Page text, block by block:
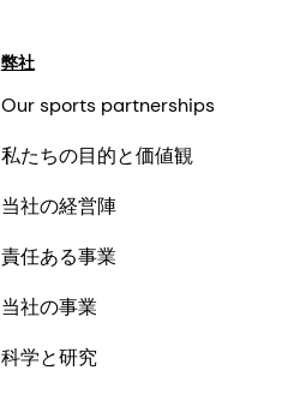
弊社
Our sports partnerships
私たちの目的と価値観
当社の経営陣
責任ある事業
当社の事業
科学と研究